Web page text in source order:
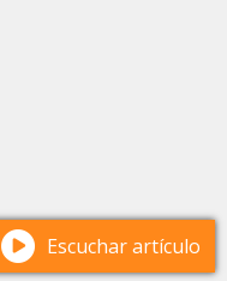
Escuchar artículo